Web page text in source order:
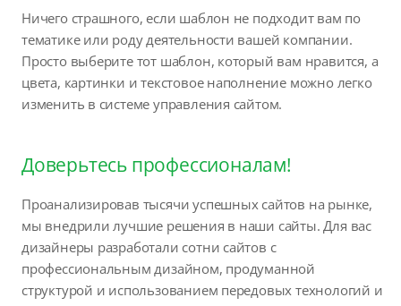
Ничего страшного, если шаблон не подходит вам по
тематике или роду деятельности вашей компании.
Просто выберите тот шаблон, который вам нравится, а
цвета, картинки и текстовое наполнение можно легко
изменить в системе управления сайтом.
Доверьтесь профессионалам!
Проанализировав тысячи успешных сайтов на рынке,
мы внедрили лучшие решения в наши сайты. Для вас
дизайнеры разработали сотни сайтов с
профессиональным дизайном, продуманной
структурой и использованием передовых технологий и